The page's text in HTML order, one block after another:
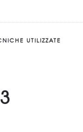
UTILIZZATE